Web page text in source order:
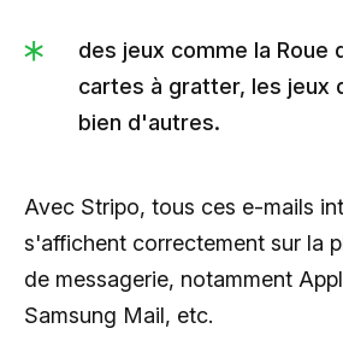
des jeux comme la Roue
cartes à gratter, les jeux
bien d'autres.
Avec Stripo, tous ces e-mails
s'affichent correctement sur la
de messagerie, notamment
Samsung Mail, etc.